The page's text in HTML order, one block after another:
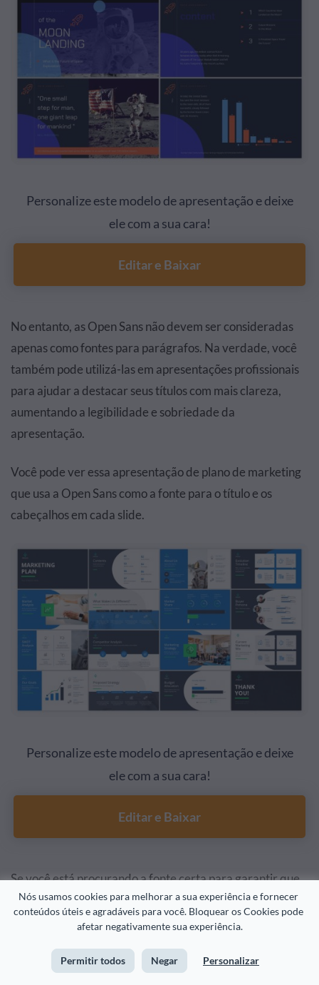
Nós usamos cookies para melhorar a sua experiência e fornecer
conteúdos úteis e agradáveis para você. Bloquear os Cookies pode
afetar negativamente sua experiência.
Permitir todos Negar Personalizar
Personalize este modelo de apresentação e deixe
ele com a sua cara!
Editar e Baixar
No entanto, as Open Sans não devem ser consideradas
apenas como fontes para parágrafos. Na verdade, você
também pode utilizá-las em apresentações profissionais
para ajudar a destacar seus títulos com mais clareza,
aumentando a legibilidade e sobriedade da
apresentação.
Você pode ver essa apresentação de plano de marketing
que usa a Open Sans como a fonte para o título e os
cabeçalhos em cada slide.
Personalize este modelo de apresentação e deixe
ele com a sua cara!
Editar e Baixar
Se você está procurando a fonte certa para garantir que
sua apresentação seja fácil de ler e simples de ser
entendida, então a Open Sans é uma ótima escolha, com